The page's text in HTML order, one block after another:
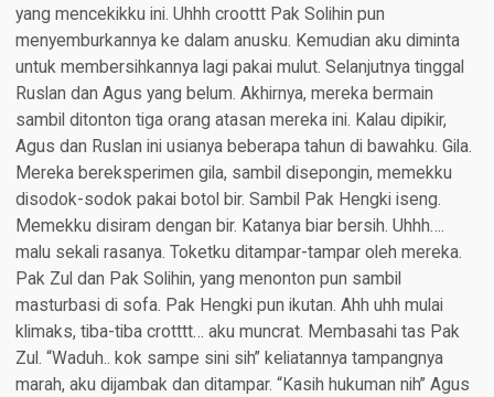
yang mencekikku ini. Uhhh croottt Pak Solihin pun
menyemburkannya ke dalam anusku. Kemudian aku diminta
untuk membersihkannya lagi pakai mulut. Selanjutnya tinggal
Ruslan dan Agus yang belum. Akhirnya, mereka bermain
sambil ditonton tiga orang atasan mereka ini. Kalau dipikir,
Agus dan Ruslan ini usianya beberapa tahun di bawahku. Gila.
Mereka bereksperimen gila, sambil disepongin, memekku
disodok-sodok pakai botol bir. Sambil Pak Hengki iseng.
Memekku disiram dengan bir. Katanya biar bersih. Uhhh….
malu sekali rasanya. Toketku ditampar-tampar oleh mereka.
Pak Zul dan Pak Solihin, yang menonton pun sambil
masturbasi di sofa. Pak Hengki pun ikutan. Ahh uhh mulai
klimaks, tiba-tiba crotttt… aku muncrat. Membasahi tas Pak
Zul. “Waduh.. kok sampe sini sih” keliatannya tampangnya
marah, aku dijambak dan ditampar. “Kasih hukuman nih” Agus